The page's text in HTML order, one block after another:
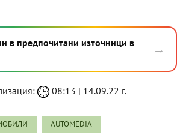
в предпочитани източници в
→
08:13 | 14.09.22 г.
AUTOMEDIA